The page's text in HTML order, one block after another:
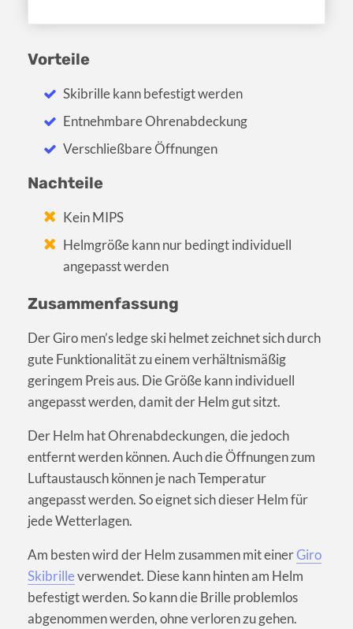
Vorteile
Skibrille kann befestigt werden
Entnehmbare Ohrenabdeckung
Verschließbare Öffnungen
Nachteile
Kein MIPS
Helmgröße kann nur bedingt individuell
angepasst werden
Zusammenfassung
Der Giro men’s ledge ski helmet zeichnet sich durch
gute Funktionalität zu einem verhältnismäßig
geringem Preis aus. Die Größe kann individuell
angepasst werden, damit der Helm gut sitzt.
Der Helm hat Ohrenabdeckungen, die jedoch
entfernt werden können. Auch die Öffnungen zum
Luftaustausch können je nach Temperatur
angepasst werden. So eignet sich dieser Helm für
jede Wetterlagen.
Am besten wird der Helm zusammen mit einerGiro
Skibrilleverwendet. Diese kann hinten am Helm
befestigt werden. So kann die Brille problemlos
abgenommen werden, ohne verloren zu gehen.